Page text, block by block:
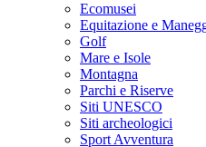
Ecomusei
Equitazione e
Golf
Mare e Isole
Montagna
Parchi e Riserve
Siti UNESCO
Siti archeologici
Sport Avventura